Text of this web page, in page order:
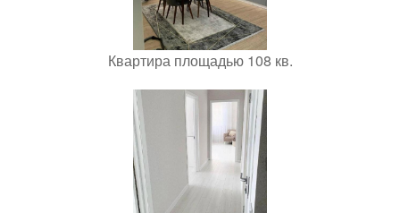
Квартира площадью 108 кв.